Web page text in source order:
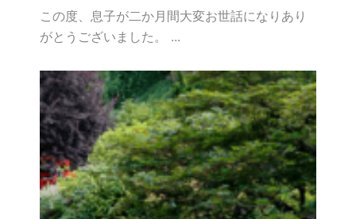
この度、息子が二か月間大変お世話になりあり
がとうございました。 ...